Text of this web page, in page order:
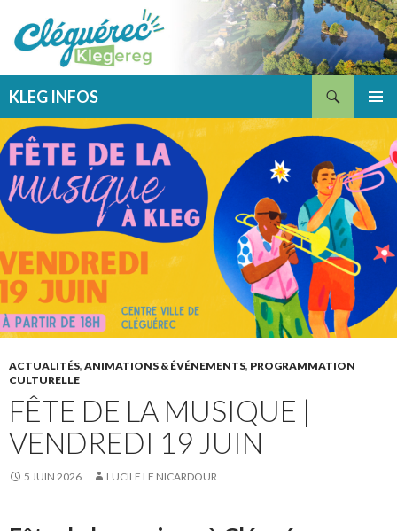
KLEG INFOS
AU
CONTENU
ACTUALITÉS, ANIMATIONS & ÉVÉNEMENTS, PROGRAMMATION
CULTURELLE
FÊTE DE LA MUSIQUE |
VENDREDI 19 JUIN
5 JUIN 2026 LUCILE LE NICARDOUR